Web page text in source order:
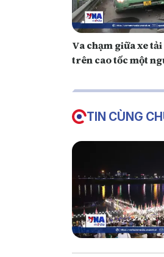
Va chạm giữa xe
trên cao tốc một
TIN CÙNG